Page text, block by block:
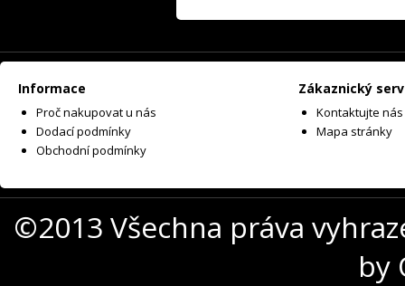
Informace
Proč nakupovat u nás
Dodací podmínky
Obchodní podmínky
Zákaznický
Kontaktujte nás
Mapa stránky
©2013 Všechna práva
by